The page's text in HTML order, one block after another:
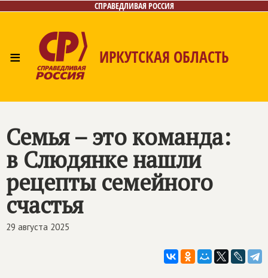
СПРАВЕДЛИВАЯ РОССИЯ
≡ ИРКУТСКАЯ ОБЛАСТЬ
Семья – это команда:
в Слюдянке нашли
рецепты семейного
счастья
29 августа 2025